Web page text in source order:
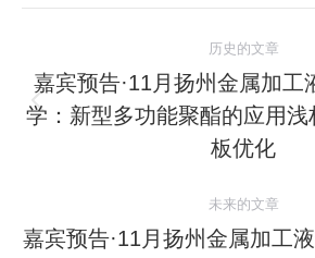
章
导
历史的文章
历
史
文
章：
嘉宾预告·11月扬州金属加工
学：新型多功能聚酯的应用
板优化
未来的文章
嘉宾预告·11月扬州金属加工